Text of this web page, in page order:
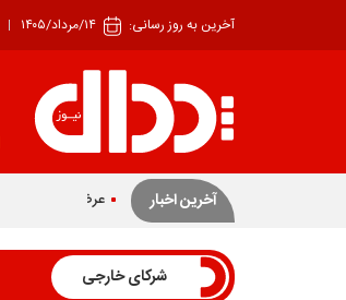
آخرین به روز رسانی: ۱۴/مرداد/۱۴۰۵
آخرین اخبار عرضه ۴۲ درصدی سهام تودلی سایپا
شرکای خارجی